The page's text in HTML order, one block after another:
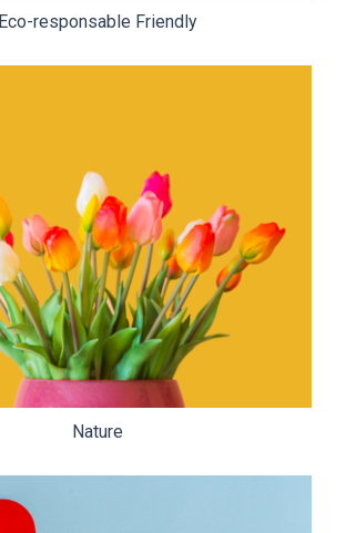
Eco-responsable Friendly
Nature